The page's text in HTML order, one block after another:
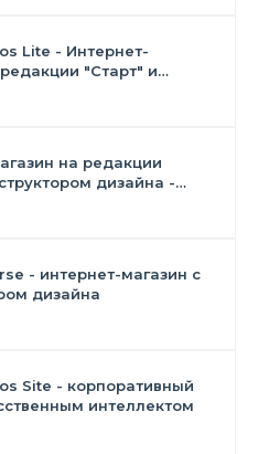
Lite - Интернет-
"Старт" и
на редакции
дизайна -
- интернет-магазин с
дизайна
Site - корпоративный
интеллектом